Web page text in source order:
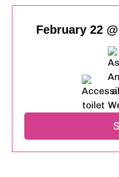
February 22